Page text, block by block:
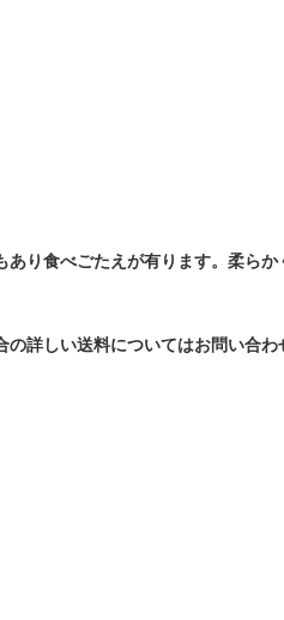
り食べごたえが有ります。柔ら
詳しい送料についてはお問い合わ